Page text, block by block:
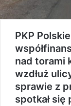
PKP
nad torami
wzdłuż
sprawie z
spotkał się